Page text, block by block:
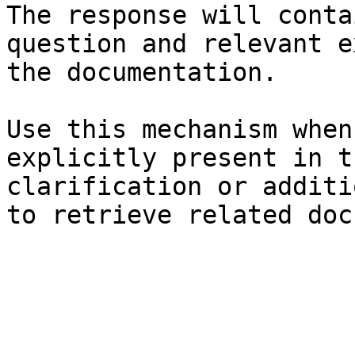
The response will
question and relevant
the documentation.
Use this mechanism
explicitly present in
clarification or